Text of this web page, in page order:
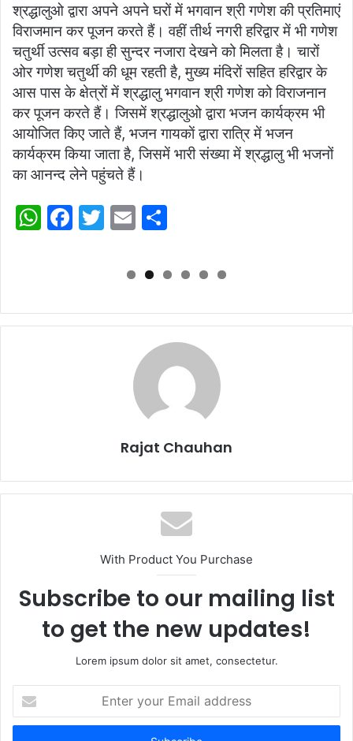
श्रद्धालुओ द्वारा अपने अपने घरों में भगवान श्री गणेश की प्रतिमाएं
विराजमान कर पूजन करते हैं। वहीं तीर्थ नगरी हरिद्वार में भी गणेश
चतुर्थी उत्सव बड़ा ही सुन्दर नजारा देखने को मिलता है। चारों
ओर गणेश चतुर्थी की धूम रहती है, मुख्य मंदिरों सहित हरिद्वार के
आस पास के क्षेत्रों में श्रद्धालु भगवान श्री गणेश को विराजनान
कर पूजन करते हैं। जिसमें श्रद्धालुओ द्वारा भजन कार्यक्रम भी
आयोजित किए जाते हैं, भजन गायकाें द्वारा रात्रि में भजन
कार्यक्रम किया जाता है, जिसमें भारी संख्या में श्रद्धालु भी भजनों
का आनन्द लेने पहुंचते हैं।
W
A
F
b
T
itt
E
ai ar
Rajat Chauhan
With Product You Purchase
Subscribe to our mailing list
to get the new updates!
Lorem ipsum dolor sit amet, consectetur.
your
Email